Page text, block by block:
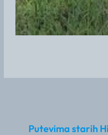
Putevima starih